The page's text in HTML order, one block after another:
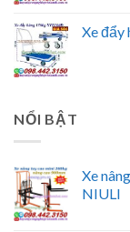
Xe đẩy
NỔI BẬT
Xe
NIULI